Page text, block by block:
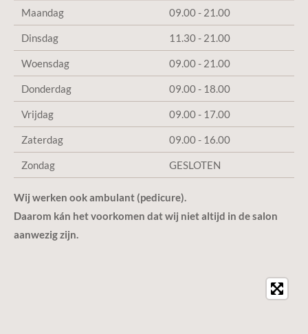
Maandag
09.00 - 21.00
Dinsdag 11.30 - 21.00
Woensdag 09.00 - 21.00
Donderdag 09.00 - 18.00
Vrijdag 09.00 - 17.00
Zaterdag 09.00 - 16.00
Zondag GESLOTEN
Wij werken ook ambulant (pedicure).
Daarom kán het voorkomen dat wij niet altijd in de salon
aanwezig zijn.